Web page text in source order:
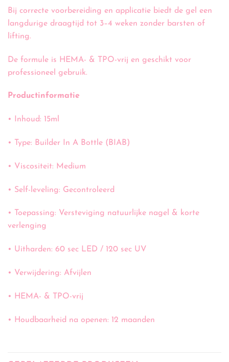
Bij correcte voorbereiding en applicatie biedt de gel een
langdurige draagtijd tot 3–4 weken zonder barsten of
lifting.
De formule is HEMA- & TPO-vrij en geschikt voor
professioneel gebruik.
Productinformatie
• Inhoud: 15ml
• Type: Builder In A Bottle (BIAB)
• Viscositeit: Medium
• Self-leveling: Gecontroleerd
• Toepassing: Versteviging natuurlijke nagel & korte
verlenging
• Uitharden: 60 sec LED / 120 sec UV
• Verwijdering: Afvijlen
• HEMA- & TPO-vrij
• Houdbaarheid na openen: 12 maanden